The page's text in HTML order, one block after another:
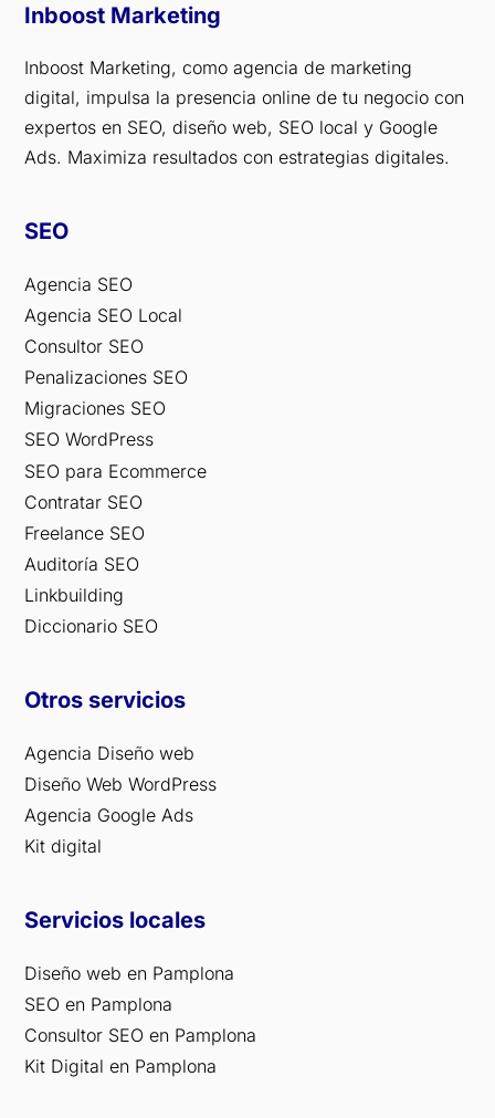
Inboost Marketing
Inboost Marketing, como agencia de marketing
digital, impulsa la presencia online de tu negocio con
expertos en SEO, diseño web, SEO local y Google
Ads. Maximiza resultados con estrategias digitales.
SEO
Agencia SEO
Agencia SEO Local
Consultor SEO
Penalizaciones SEO
Migraciones SEO
SEO WordPress
SEO para Ecommerce
Contratar SEO
Freelance SEO
Auditoría SEO
Linkbuilding
Diccionario SEO
Otros servicios
Agencia Diseño web
Diseño Web WordPress
Agencia Google Ads
Kit digital
Servicios locales
Diseño web en Pamplona
SEO en Pamplona
Consultor SEO en Pamplona
Kit Digital en Pamplona